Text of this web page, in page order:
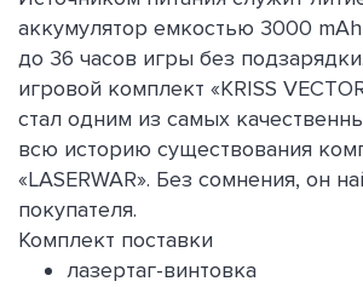
аккумулятор емкостью 3000
до 36 часов игры без
игровой комплект «KRISS
стал одним из самых
всю историю существования
«LASERWAR». Без сомнения, он
покупателя.
Комплект поставки
лазертаг-винтовка